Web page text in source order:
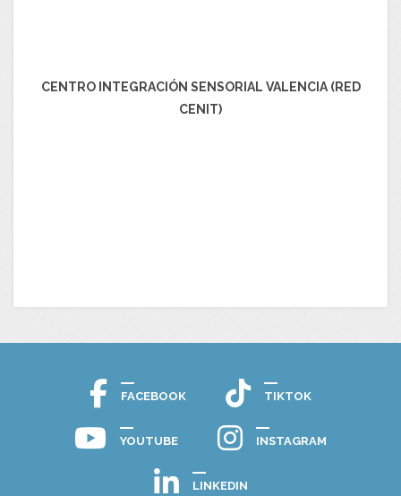
CENTRO INTEGRACIÓN SENSORIAL VALENCIA (RED
CENIT)
FACEBOOK TIKTOK
YOUTUBE INSTAGRAM
LINKEDIN